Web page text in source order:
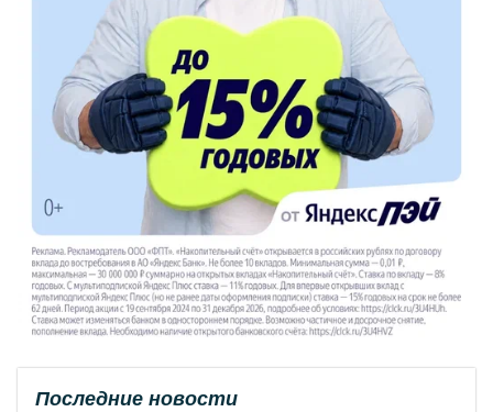
Последние новости